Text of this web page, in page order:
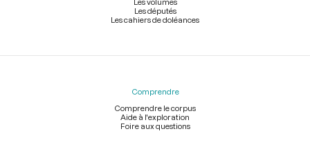
Les députés
Les cahiers de doléances
Comprendre
Comprendre le corpus
Aide à l'exploration
Foire aux questions